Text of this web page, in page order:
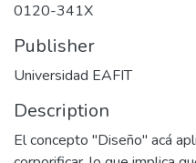
0120-341X
Publisher
Universidad EAFIT
Description
El concepto "Diseño" acá